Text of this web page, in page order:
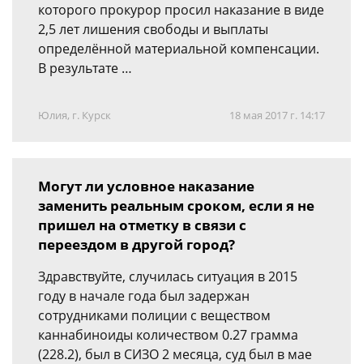
которого прокурор просил наказание в виде
2,5 лет лишения свободы и выплаты
определённой материальной компенсации.
В результате …
Юлия, г. Курск 18 мая 2017 г. 14:17
Могут ли условное наказание
заменить реальным сроком, если я не
пришел на отметку в связи с
переездом в другой город?
Здравствуйте, случилась ситуация в 2015
году в начале года был задержан
сотрудниками полиции с веществом
каннабиноиды количеством 0.27 грамма
(228.2), был в СИЗО 2 месяца, суд был в мае